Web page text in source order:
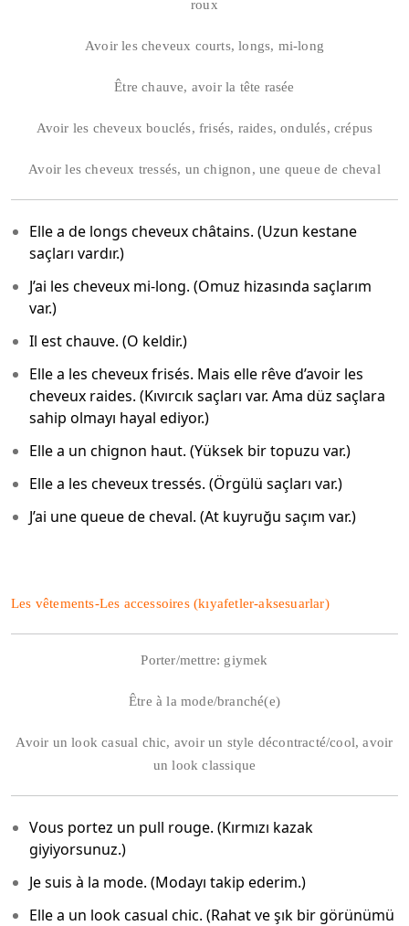
roux
Avoir les cheveux courts, longs, mi-long
Être chauve, avoir la tête rasée
Avoir les cheveux bouclés, frisés, raides, ondulés, crépus
Avoir les cheveux tressés, un chignon, une queue de cheval
Elle a de longs cheveux châtains. (Uzun kestane
saçları vardır.)
J’ai les cheveux mi-long. (Omuz hizasında saçlarım
var.)
Il est chauve. (O keldir.)
Elle a les cheveux frisés. Mais elle rêve d’avoir les
cheveux raides. (Kıvırcık saçları var. Ama düz saçlara
sahip olmayı hayal ediyor.)
Elle a un chignon haut. (Yüksek bir topuzu var.)
Elle a les cheveux tressés. (Örgülü saçları var.)
J’ai une queue de cheval. (At kuyruğu saçım var.)
Les vêtements-Les accessoires (kıyafetler-aksesuarlar)
Porter/mettre: giymek
Être à la mode/branché(e)
Avoir un look casual chic, avoir un style décontracté/cool, avoir
un look classique
Vous portez un pull rouge. (Kırmızı kazak
giyiyorsunuz.)
Je suis à la mode. (Modayı takip ederim.)
Elle a un look casual chic. (Rahat ve şık bir görünümü